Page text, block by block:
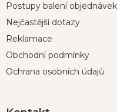
Postupy balení objednávek
Nejčastější dotazy
Reklamace
Obchodní podmínky
Ochrana osobních údajů